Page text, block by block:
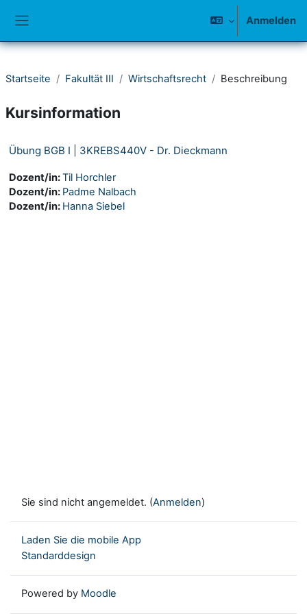
Anmelden
Startseite Fakultät III Wirtschaftsrecht Beschreibung
Kursinformation
Übung BGB I | 3KREBS440V - Dr. Dieckmann
Dozent/in:Til Horchler
Dozent/in: Padme Nalbach
Dozent/in: Hanna Siebel
Sie sind nicht angemeldet. (Anmelden)
Laden Sie die mobile App
Standarddesign
Powered by Moodle